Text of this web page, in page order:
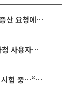
[특징주] “탄약 부족하다“ 美 국방부 증산 요청에⋯국내 방산주 급등세
현대차·기아, 이번 주 임단협 재개…하청 사용자성 재심도 ‘변수’
여러 곳 참여”